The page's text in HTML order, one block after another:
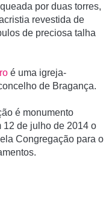
por duas torres,
revestida de
de preciosa talha
é uma igreja-
de Bragança.
é monumento
12 de julho de 2014 o
Congregação para o